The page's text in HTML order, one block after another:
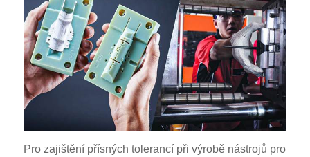
Pro zajištění přísných tolerancí při výrobě nástrojů pro